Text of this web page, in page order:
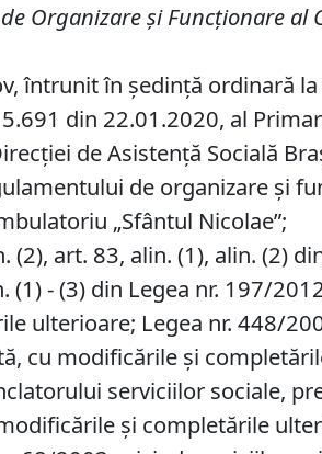
Organizare și Funcționare al
întrunit în ședință ordinară
din 22.01.2020, al
de Asistență Socială
de organizare şi
„Sfântul Nicolae”;
(2), art. 83, alin. (1), alin. (2)
(1) - (3) din Legea nr. 197/
ulterioare; Legea nr. 448/
cu modificările şi
serviciilor sociale,
și completările